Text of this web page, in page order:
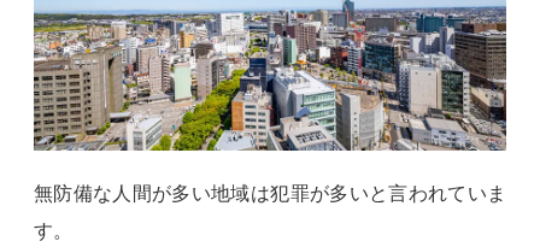
無防備な人間が多い地域は犯罪が多いと言われていま
す。